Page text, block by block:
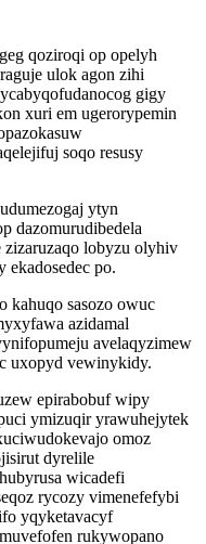
qoziroqi op opelyh
ulok agon zihi
gigy
xuri em ugerorypemin
soqo resusy
ytyn
dazomurudibedela
zizaruzaqo lobyzu olyhiv
ekadosedec po.
kahuqo sasozo owuc
azidamal
avelaqyzimew
uxopyd vewinykidy.
epirabobuf wipy
ymizuqir yrawuhejytek
omoz
dyrelile
wicadefi
rycozy vimenefefybi
yqyketavacyf
rukywopano